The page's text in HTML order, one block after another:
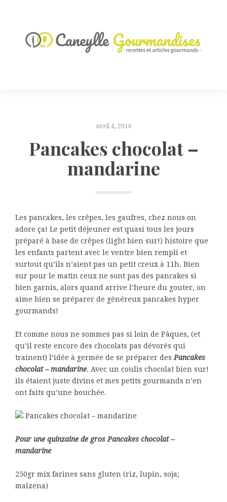
avril 4, 2016
Pancakes chocolat –
mandarine
Les pancakes, les crêpes, les gaufres, chez nous on
adore ça! Le petit déjeuner est quasi tous les jours
préparé à base de crêpes (light bien sur!) histoire que
les enfants partent avec le ventre bien rempli et
surtout qu’ils n’aient pas un petit creux à 11h. Bien
sur pour le matin ceux ne sont pas des pancakes si
bien garnis, alors quand arrive l’heure du gouter, on
aime bien se préparer de généreux pancakes hyper
gourmands!
Et comme nous ne sommes pas si loin de Pâques, (et
qu’il reste encore des chocolats pas dévorés qui
trainent) l’idée à germée de se préparer des Pancakes
chocolat – mandarine. Avec un coulis chocolat bien sur!
ils étaient juste divins et mes petits gourmands n’en
ont faits qu’une bouchée.
Pancakes chocolat – mandarine
Pour une quinzaine de gros Pancakes chocolat –
mandarine
250gr mix farines sans gluten (riz, lupin, soja;
maïzena)